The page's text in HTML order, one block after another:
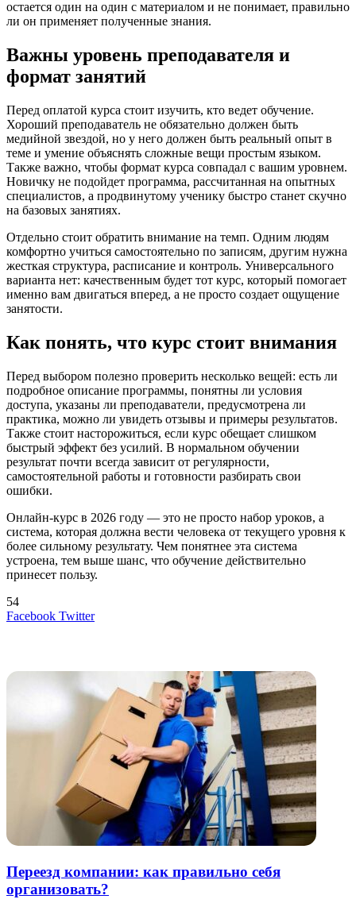
остается один на один с материалом и не понимает, правильно
ли он применяет полученные знания.
Важны уровень преподавателя и
формат занятий
Перед оплатой курса стоит изучить, кто ведет обучение.
Хороший преподаватель не обязательно должен быть
медийной звездой, но у него должен быть реальный опыт в
теме и умение объяснять сложные вещи простым языком.
Также важно, чтобы формат курса совпадал с вашим уровнем.
Новичку не подойдет программа, рассчитанная на опытных
специалистов, а продвинутому ученику быстро станет скучно
на базовых занятиях.
Отдельно стоит обратить внимание на темп. Одним людям
комфортно учиться самостоятельно по записям, другим нужна
жесткая структура, расписание и контроль. Универсального
варианта нет: качественным будет тот курс, который помогает
именно вам двигаться вперед, а не просто создает ощущение
занятости.
Как понять, что курс стоит внимания
Перед выбором полезно проверить несколько вещей: есть ли
подробное описание программы, понятны ли условия
доступа, указаны ли преподаватели, предусмотрена ли
практика, можно ли увидеть отзывы и примеры результатов.
Также стоит насторожиться, если курс обещает слишком
быстрый эффект без усилий. В нормальном обучении
результат почти всегда зависит от регулярности,
самостоятельной работы и готовности разбирать свои
ошибки.
Онлайн-курс в 2026 году — это не просто набор уроков, а
система, которая должна вести человека от текущего уровня к
более сильному результату. Чем понятнее эта система
устроена, тем выше шанс, что обучение действительно
принесет пользу.
54
Facebook TwitterLinkedIn
Tumblr
Reddit
Вконтакте
Одноклассники
Skype
Messenger
Messenger
WhatsApp
Telegram
Viber
Line
Поделиться
Печатать
Переезд компании: как правильно себя
организовать?